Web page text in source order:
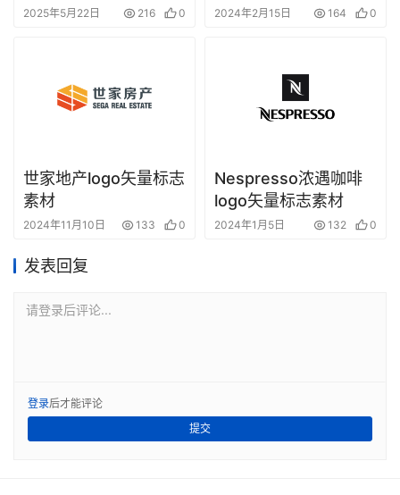
2025年5月22日 216 0 2024年2月15日 164 0
世家地产logo矢量标志
素材
2024年11月10日 133 0
Nespresso浓遇咖啡
logo矢量标志素材
2024年1月5日 132 0
发表回复
请登录后评论...
登录后才能评论
提交